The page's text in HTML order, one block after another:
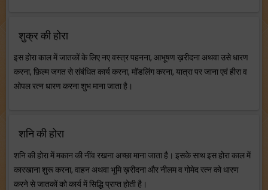
शुक्र की होरा
इस होरा काल में जातकों के लिए नए वस्त्र पहनना, आभूषण ख़रीदना अथवा उसे धारण
करना, फ़िल्म जगत से संबंधित कार्य करना, मॉडलिंग करना, यात्रा पर जाना एवं हीरा व
ओपल रत्न धारण करना शुभ माना जाता है।
शनि की होरा
शनि की होरा में मकान की नींव रखना अच्छा माना जाता है। इसके साथ इस होरा काल में
कारखाना शुरू करना, वाहन अथवा भूमि ख़रीदना और नीलम व गोमेद रत्न को धारण
करने से जातकों को कार्य में सिद्धि प्राप्त होती है।